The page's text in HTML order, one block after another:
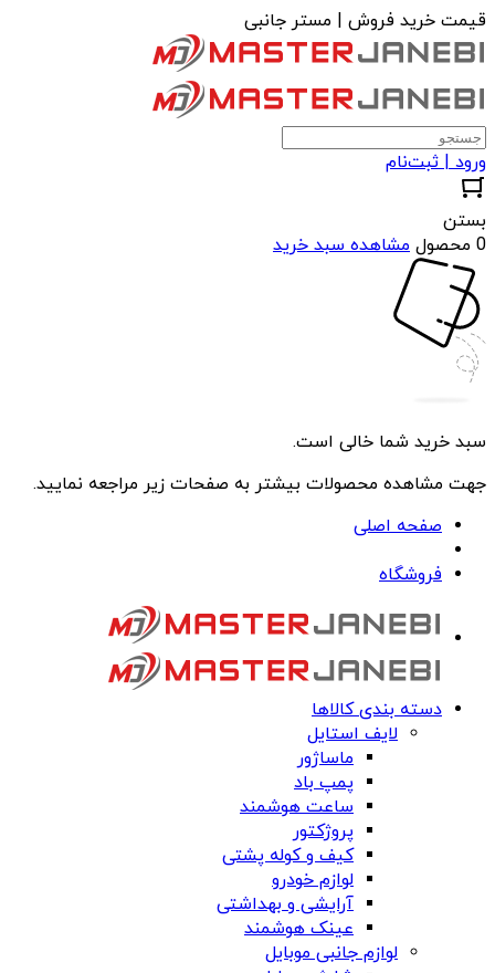
قیمت خرید فروش | مستر جانبی
ورود | ثبت‌نام
بستن
0 محصول
مشاهده سبد خرید
سبد خرید شما خالی است.
جهت مشاهده محصولات بیشتر به صفحات زیر مراجعه نمایید.
صفحه اصلی
فروشگاه
دسته بندی کالاها
لایف استایل
ماساژور
پمپ باد
ساعت هوشمند
پروژکتور
کیف و کوله پشتی
لوازم خودرو
آرایشی و بهداشتی
عینک هوشمند
لوازم جانبی موبایل